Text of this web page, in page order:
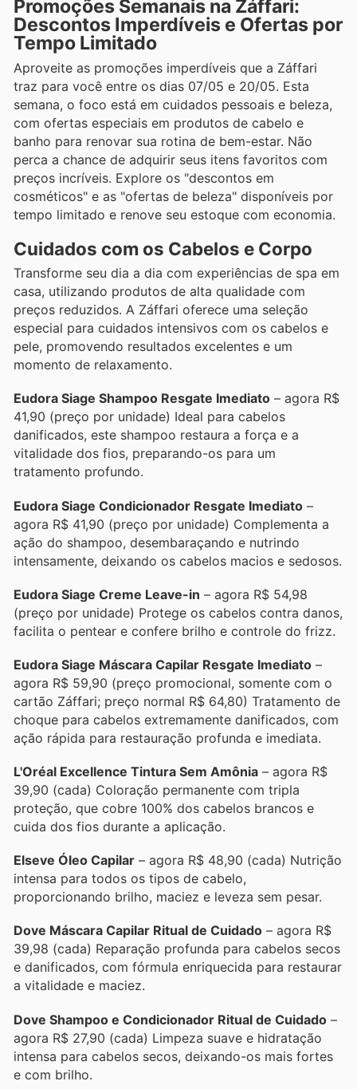
Promoções Semanais na Záffari:
Descontos Imperdíveis e Ofertas por
Tempo Limitado
Aproveite as promoções imperdíveis que a Záffari
traz para você entre os dias 07/05 e 20/05. Esta
semana, o foco está em cuidados pessoais e beleza,
com ofertas especiais em produtos de cabelo e
banho para renovar sua rotina de bem-estar. Não
perca a chance de adquirir seus itens favoritos com
preços incríveis. Explore os "descontos em
cosméticos" e as "ofertas de beleza" disponíveis por
tempo limitado e renove seu estoque com economia.
Cuidados com os Cabelos e Corpo
Transforme seu dia a dia com experiências de spa em
casa, utilizando produtos de alta qualidade com
preços reduzidos. A Záffari oferece uma seleção
especial para cuidados intensivos com os cabelos e
pele, promovendo resultados excelentes e um
momento de relaxamento.
Eudora Siage Shampoo Resgate Imediato – agora R$
41,90 (preço por unidade) Ideal para cabelos
danificados, este shampoo restaura a força e a
vitalidade dos fios, preparando-os para um
tratamento profundo.
Eudora Siage Condicionador Resgate Imediato –
agora R$ 41,90 (preço por unidade) Complementa a
ação do shampoo, desembaraçando e nutrindo
intensamente, deixando os cabelos macios e sedosos.
Eudora Siage Creme Leave-in – agora R$ 54,98
(preço por unidade) Protege os cabelos contra danos,
facilita o pentear e confere brilho e controle do frizz.
Eudora Siage Máscara Capilar Resgate Imediato –
agora R$ 59,90 (preço promocional, somente com o
cartão Záffari; preço normal R$ 64,80) Tratamento de
choque para cabelos extremamente danificados, com
ação rápida para restauração profunda e imediata.
L'Oréal Excellence Tintura Sem Amônia – agora R$
39,90 (cada) Coloração permanente com tripla
proteção, que cobre 100% dos cabelos brancos e
cuida dos fios durante a aplicação.
Elseve Óleo Capilar – agora R$ 48,90 (cada) Nutrição
intensa para todos os tipos de cabelo,
proporcionando brilho, maciez e leveza sem pesar.
Dove Máscara Capilar Ritual de Cuidado – agora R$
39,98 (cada) Reparação profunda para cabelos secos
e danificados, com fórmula enriquecida para restaurar
a vitalidade e maciez.
Dove Shampoo e Condicionador Ritual de Cuidado –
agora R$ 27,90 (cada) Limpeza suave e hidratação
intensa para cabelos secos, deixando-os mais fortes
e com brilho.